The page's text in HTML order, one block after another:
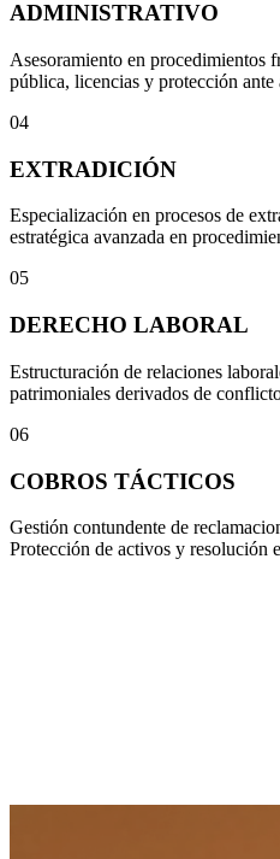
ADMINISTRATIVO
Asesoramiento en procedimientos
pública, licencias y protección ante
04
EXTRADICIÓN
Especialización en procesos de
estratégica avanzada en
05
DERECHO LABORAL
Estructuración de relaciones
patrimoniales derivados de
06
COBROS TÁCTICOS
Gestión contundente de
Protección de activos y resolución